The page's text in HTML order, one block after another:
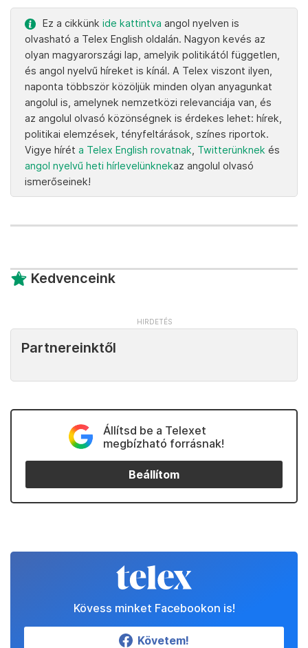
Ez a cikkünk ide kattintva angol nyelven is
olvasható a Telex English oldalán. Nagyon kevés az
olyan magyarországi lap, amelyik politikától független,
és angol nyelvű híreket is kínál. A Telex viszont ilyen,
naponta többször közöljük minden olyan anyagunkat
angolul is, amelynek nemzetközi relevanciája van, és
az angolul olvasó közönségnek is érdekes lehet: hírek,
politikai elemzések, tényfeltárások, színes riportok.
Vigye hírét a Telex English rovatnak Twitterünknek és
angol nyelvű heti hírlevelünknekaz angolul olvasó
ismerőseinek!
Kedvenceink
Partnereinktől
Állítsd be a Telexet
megbízható forrásnak!
Beállítom
Kövess minket Facebookon is!
Követem!